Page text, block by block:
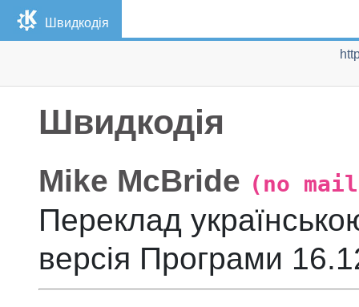
Швидкодія
Швидкодія
Mike McBride (no
Переклад
версія Програми